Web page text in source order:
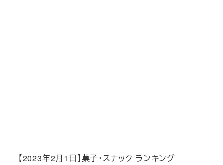
【2023年2月1日】菓子・スナック ランキング